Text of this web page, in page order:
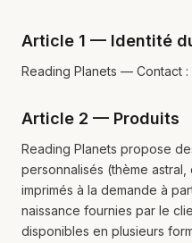
Article 1 — Identité
Reading Planets — Contact
Article 2 — Produits
Reading Planets propose
personnalisés (thème
imprimés à la demande à
naissance fournies par le
disponibles en plusieurs